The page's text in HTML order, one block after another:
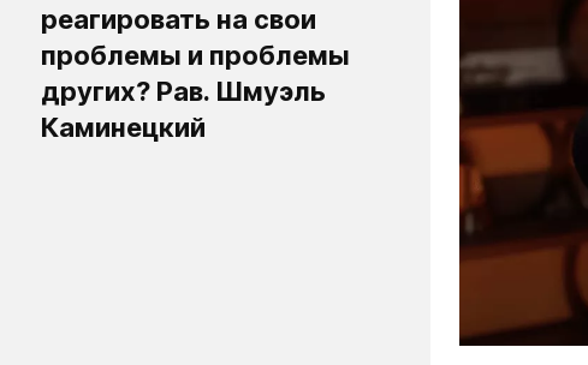
реагировать на свои
проблемы и проблемы
других? Рав. Шмуэль
Каминецкий